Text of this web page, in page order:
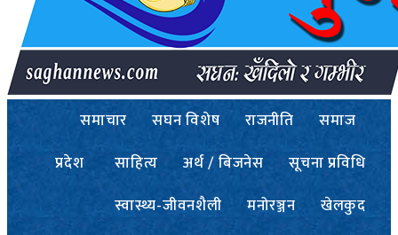
समाचार सघन विशेष राजनीति
समाज
प्रदेश
साहित्य अर्थ / बिजनेस
सूचना प्रविधि
स्वास्थ्य-जीवनशैली
मनोरञ्जन
खेलकुद